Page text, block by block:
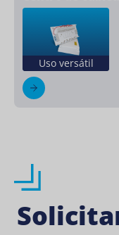
Uso versátil